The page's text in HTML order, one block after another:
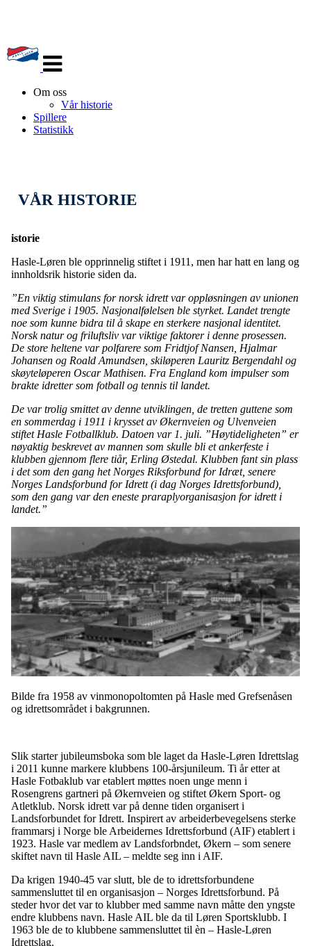
navigasjon
Om oss
Vår historie
Spillere
Statistikk
VÅR HISTORIE
istorie
Hasle-Løren ble opprinnelig stiftet i 1911, men har hatt en lang og
innholdsrik historie siden da.
”En viktig stimulans for norsk idrett var oppløsningen av unionen
med Sverige i 1905. Nasjonalfølelsen ble styrket. Landet trengte
noe som kunne bidra til å skape en sterkere nasjonal identitet.
Norsk natur og friluftsliv var viktige faktorer i denne prosessen.
De store heltene var polfarere som Fridtjof Nansen, Hjalmar
Johansen og Roald Amundsen, skiløperen Lauritz Bergendahl og
skøyteløperen Oscar Mathisen. Fra England kom impulser som
brakte idretter som fotball og tennis til landet.
De var trolig smittet av denne utviklingen, de tretten guttene som
en sommerdag i 1911 i krysset av Økernveien og Ulvenveien
stiftet Hasle Fotballklub. Datoen var 1. juli. ”Høytideligheten” er
nøyaktig beskrevet av mannen som skulle bli et ankerfeste i
klubben gjennom flere tiår, Erling Østedal. Klubben fant sin plass
i det som den gang het Norges Riksforbund for Idræt, senere
Norges Landsforbund for Idrett (i dag Norges Idrettsforbund),
som den gang var den eneste praraplyorganisasjon for idrett i
landet.”
Bilde fra 1958 av vinmonopoltomten på Hasle med Grefsenåsen
og idrettsområdet i bakgrunnen.
Slik starter jubileumsboka som ble laget da Hasle-Løren Idrettslag
i 2011 kunne markere klubbens 100-årsjunileum. Ti år etter at
Hasle Fotbaklub var etablert møttes noen unge menn i
Rosengrens gartneri på Økernveien og stiftet Økern Sport- og
Atletklub. Norsk idrett var på denne tiden organisert i
Landsforbundet for Idrett. Inspirert av arbeiderbevegelsens sterke
frammarsj i Norge ble Arbeidernes Idrettsforbund (AIF) etablert i
1923. Hasle var medlem av Landsforbndet, Økern – som senere
skiftet navn til Hasle AIL – meldte seg inn i AIF.
Da krigen 1940-45 var slutt, ble de to idrettsforbundene
sammensluttet til en organisasjon – Norges Idrettsforbund. På
steder hvor det var to klubber med samme navn måtte den yngste
endre klubbens navn. Hasle AIL ble da til Løren Sportsklubb. I
1963 ble de to klubbene sammensluttet til èn – Hasle-Løren
Idrettslag.